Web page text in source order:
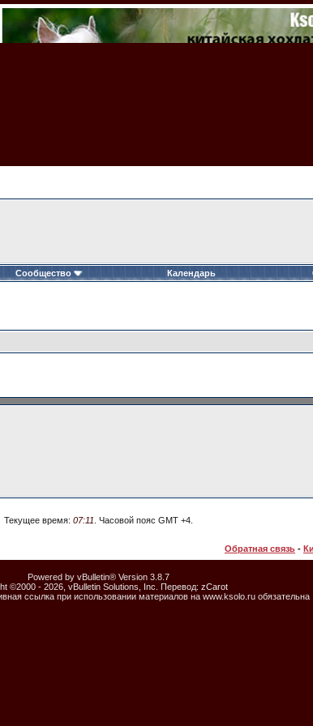
Сообщество Календарь
Текущее время: 07:11 . Часовой пояс GMT +4.
Обратная связь -
Powered by vBulletin® Version 3.8.7
©2000 - 2026, vBulletin Solutions, Inc. Перевод: zCarot
ссылка при использовании материалов на www.ksolo.ru обязательна